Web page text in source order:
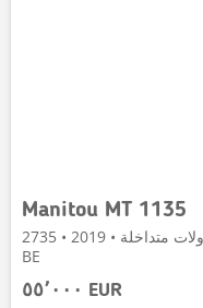
Manitou MT 1135
مناولات متداخلة • 2019 • 2735h • Moerbeke، Oost-Vlaanderen,
BE
٥٥٬٠٠٠ EUR